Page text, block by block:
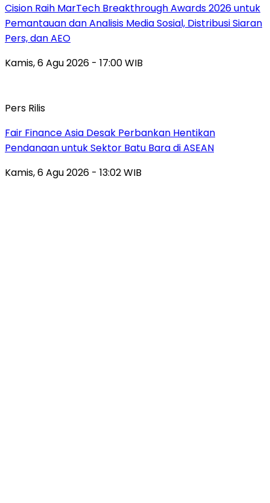
Cision Raih MarTech Breakthrough Awards 2026 untuk
Pemantauan dan Analisis Media Sosial, Distribusi Siaran
Pers, dan AEO
Kamis, 6 Agu 2026 - 17:00 WIB
Pers Rilis
Fair Finance Asia Desak Perbankan Hentikan
Pendanaan untuk Sektor Batu Bara di ASEAN
Kamis, 6 Agu 2026 - 13:02 WIB